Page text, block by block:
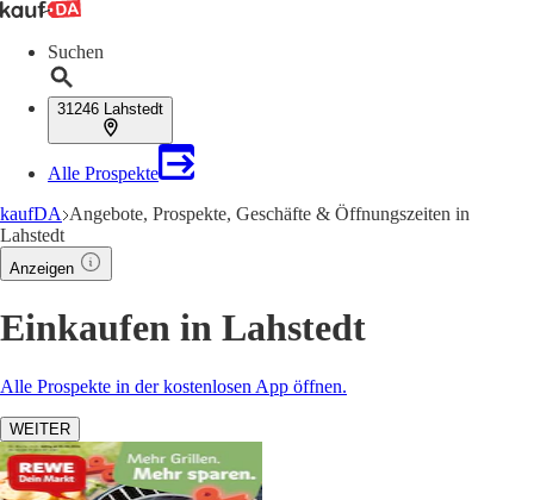
Suchen
31246 Lahstedt
Alle Prospekte
kaufDA Angebote, Prospekte, Geschäfte & Öffnungszeiten in
Lahstedt
Anzeigen
Einkaufen in Lahstedt
Alle Prospekte in der kostenlosen App öffnen.
WEITER